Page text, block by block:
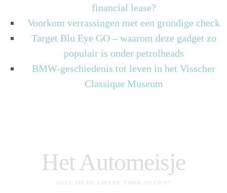
financial lease?
Voorkom verrassingen met een grondige check
Target Blu Eye GO – waarom deze gadget zo
populair is onder petrolheads
BMW-geschiedenis tot leven in het Visscher
Classique Museum
Het Automeisje
DEEL JIJ DE LIEFDE VOOR AUTO'S?